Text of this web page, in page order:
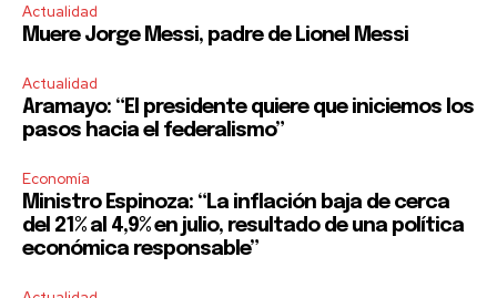
Actualidad
Muere Jorge Messi, padre de Lionel Messi
Actualidad
Aramayo: “El presidente quiere que iniciemos los
pasos hacia el federalismo”
Economía
Ministro Espinoza: “La inflación baja de cerca
del 21% al 4,9% en julio, resultado de una política
económica responsable”